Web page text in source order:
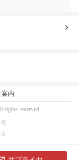
内
rights reserved.
5